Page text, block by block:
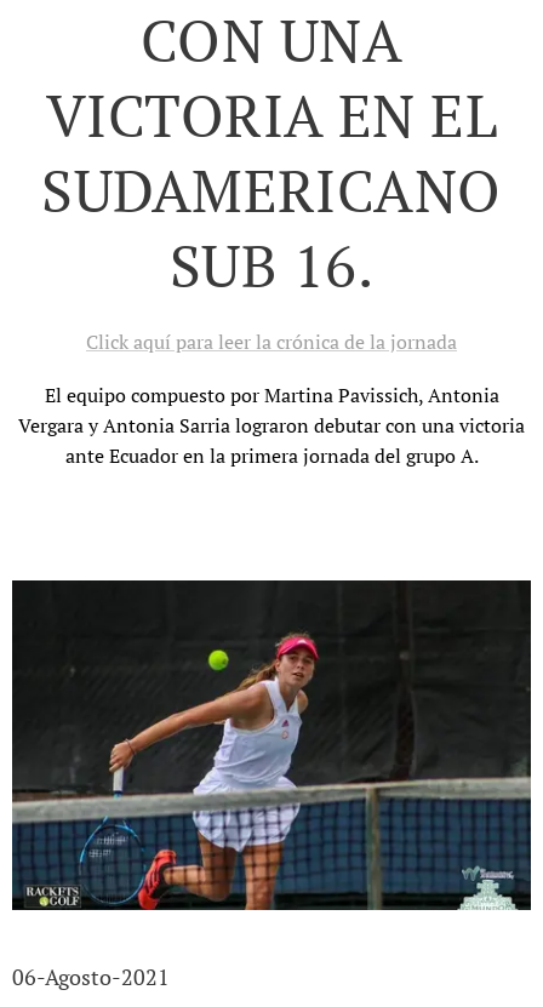
CON UNA
VICTORIA EN EL
SUDAMERICANO
SUB 16.
Click aquí para leer la crónica de la jornada
El equipo compuesto por Martina Pavissich, Antonia
Vergara y Antonia Sarria lograron debutar con una victoria
ante Ecuador en la primera jornada del grupo A.
06-Agosto-2021